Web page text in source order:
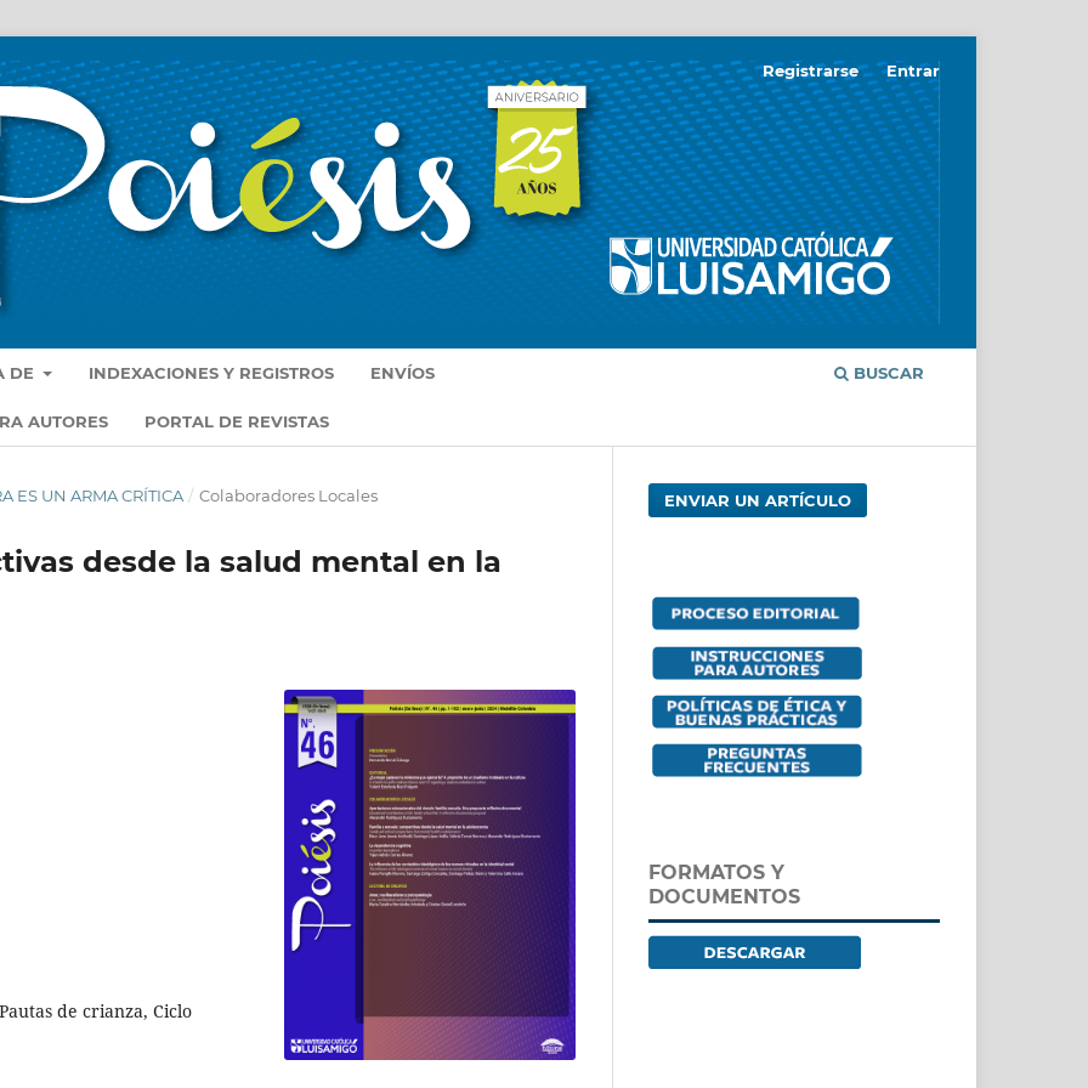
DE INDEXACIONES Y REGISTROS ENVÍOS
AUTORES PORTAL DE REVISTAS
BUSCAR
Registrarse Entrar
ES UN ARMA CRÍTICA / Colaboradores Locales
desde la salud mental en la
de crianza, Ciclo
ENVIAR UN ARTÍCULO
FORMATOS Y
DOCUMENTOS